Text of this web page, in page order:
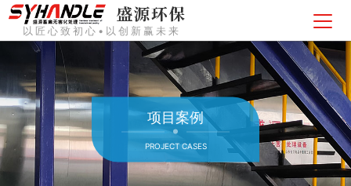
以匠心致初心•以创新赢未来
项目案例
PROJECT CASES